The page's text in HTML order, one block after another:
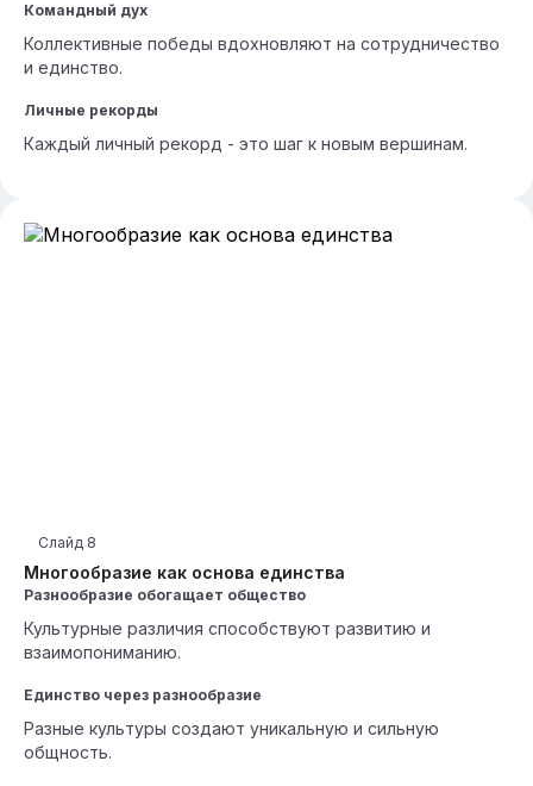
Командный дух
Коллективные победы вдохновляют на сотрудничество
и единство.
Личные рекорды
Каждый личный рекорд - это шаг к новым вершинам.
Многообразие как основа единства
Слайд 8
Разнообразие обогащает общество
Культурные различия способствуют развитию и
взаимопониманию.
Единство через разнообразие
Разные культуры создают уникальную и сильную
общность.